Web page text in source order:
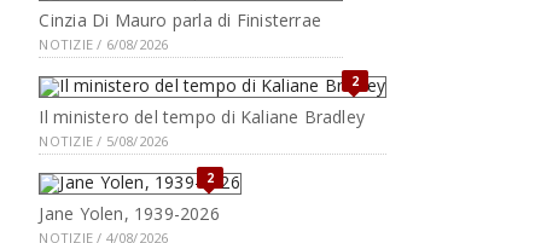
Cinzia Di Mauro parla di Finisterrae
NOTIZIE / 6/08/2026
2
Il ministero del tempo di Kaliane Bradley
NOTIZIE / 5/08/2026
2
Jane Yolen, 1939-2026
NOTIZIE / 4/08/2026